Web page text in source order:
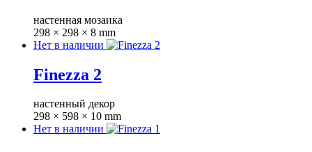
настенная мозаика
298 × 298 × 8 mm
Нет в наличии
Finezza 2
настенный декор
298 × 598 × 10 mm
Нет в наличии